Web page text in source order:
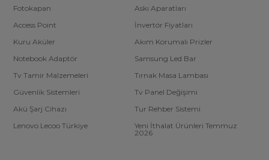
Fotokapan
Askı Aparatları
Access Point
İnvertör Fiyatları
Kuru Aküler
Akım Korumalı Prizler
Notebook Adaptör
Samsung Led Bar
Tv Tamir Malzemeleri
Tırnak Masa Lambası
Güvenlik Sistemleri
Tv Panel Değişimi
Akü Şarj Cihazı
Tur Rehber Sistemi
Lenovo Lecoo Türkiye
Yeni İthalat Ürünleri Temmuz
2026